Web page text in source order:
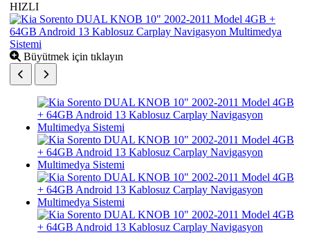
HIZLI
Büyütmek için tıklayın